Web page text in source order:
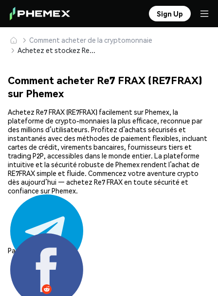
Sign Up
Comment acheter de la cryptomonnaie
Achetez et stockez Re7 FRAX (RE7FRAX) en toute sécurité
Comment acheter Re7 FRAX (RE7FRAX)
sur Phemex
Achetez Re7 FRAX (RE7FRAX) facilement sur Phemex, la
plateforme de crypto-monnaies la plus efficace, reconnue par
des millions d’utilisateurs. Profitez d’achats sécurisés et
instantanés avec des méthodes de paiement flexibles, incluant
cartes de crédit, virements bancaires, fournisseurs tiers et
trading P2P, accessibles dans le monde entier. La plateforme
intuitive et la sécurité robuste de Phemex rendent l’achat de
RE7FRAX simple et fluide. Commencez votre aventure crypto
dès aujourd’hui — achetez Re7 FRAX en toute sécurité et
confiance sur Phemex.
Partager: